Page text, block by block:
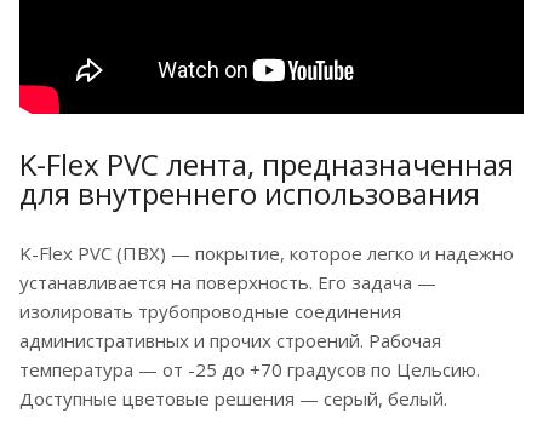
K-Flex PVC лента, предназначенная
для внутреннего использования
K-Flex PVC (ПВХ) — покрытие, которое легко и надежно
устанавливается на поверхность. Его задача —
изолировать трубопроводные соединения
административных и прочих строений. Рабочая
температура — от -25 до +70 градусов по Цельсию.
Доступные цветовые решения — серый, белый.